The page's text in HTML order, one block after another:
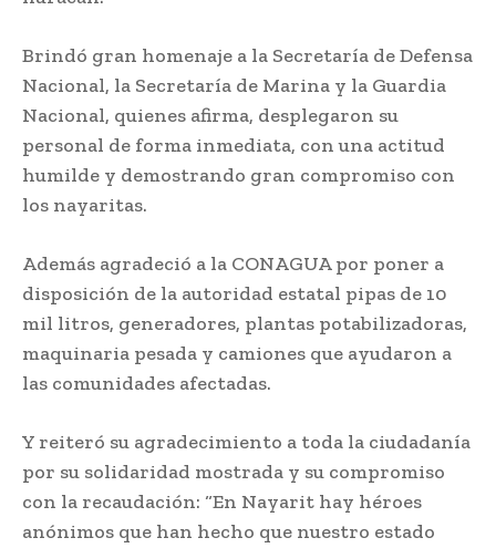
Brindó gran homenaje a la Secretaría de Defensa
Nacional, la Secretaría de Marina y la Guardia
Nacional, quienes afirma, desplegaron su
personal de forma inmediata, con una actitud
humilde y demostrando gran compromiso con
los nayaritas.
Además agradeció a la CONAGUA por poner a
disposición de la autoridad estatal pipas de 10
mil litros, generadores, plantas potabilizadoras,
maquinaria pesada y camiones que ayudaron a
las comunidades afectadas.
Y reiteró su agradecimiento a toda la ciudadanía
por su solidaridad mostrada y su compromiso
con la recaudación: “En Nayarit hay héroes
anónimos que han hecho que nuestro estado